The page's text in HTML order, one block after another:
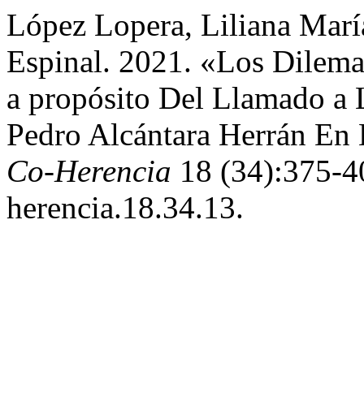
López Lopera, Liliana
Espinal. 2021. «Los
a propósito Del Llamado a
Pedro Alcántara Herrán
Co-Herencia 18 (34):375-
herencia.18.34.13.